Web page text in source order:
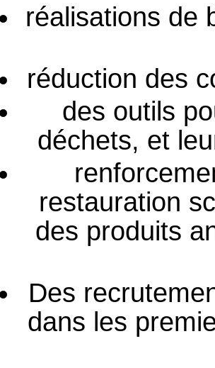
réalisations de
réduction des
des outils
déchets, et
restauration
des produits
Des
dans les